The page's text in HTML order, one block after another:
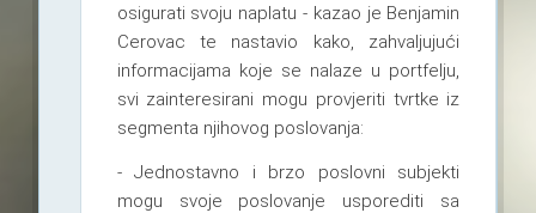
osigurati svoju naplatu - kazao je Benjamin
Cerovac te nastavio kako, zahvaljujući
informacijama koje se nalaze u portfelju,
svi zainteresirani mogu provjeriti tvrtke iz
segmenta njihovog poslovanja:
- Jednostavno i brzo poslovni subjekti
mogu svoje poslovanje usporediti sa